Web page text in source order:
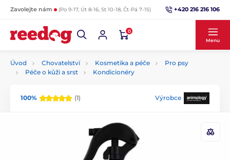
Zavolejte nám (Po 9-17, Út 8-16, St 10-18, Čt-Pá 7-15) +420 216 216 106
0
Menu
Úvod Chovatelství Kosmetika a péče
Pro psy
Péče o kůži a srst
Kondicionéry
100% (1) Výrobce